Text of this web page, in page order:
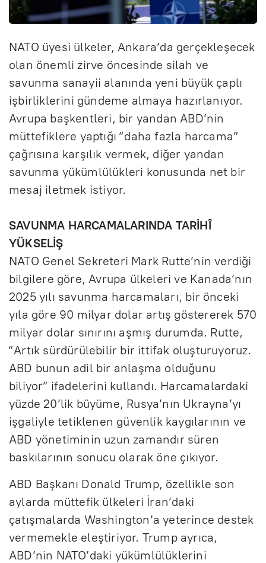
NATO üyesi ülkeler, Ankara’da gerçekleşecek
olan önemli zirve öncesinde silah ve
savunma sanayii alanında yeni büyük çaplı
işbirliklerini gündeme almaya hazırlanıyor.
Avrupa başkentleri, bir yandan ABD’nin
müttefiklere yaptığı “daha fazla harcama”
çağrısına karşılık vermek, diğer yandan
savunma yükümlülükleri konusunda net bir
mesaj iletmek istiyor.
SAVUNMA HARCAMALARINDA TARİHÎ
YÜKSELİŞ
NATO Genel Sekreteri Mark Rutte’nin verdiği
bilgilere göre, Avrupa ülkeleri ve Kanada’nın
2025 yılı savunma harcamaları, bir önceki
yıla göre 90 milyar dolar artış göstererek 570
milyar dolar sınırını aşmış durumda. Rutte,
“Artık sürdürülebilir bir ittifak oluşturuyoruz.
ABD bunun adil bir anlaşma olduğunu
biliyor” ifadelerini kullandı. Harcamalardaki
yüzde 20’lik büyüme, Rusya’nın Ukrayna’yı
işgaliyle tetiklenen güvenlik kaygılarının ve
ABD yönetiminin uzun zamandır süren
baskılarının sonucu olarak öne çıkıyor.
ABD Başkanı Donald Trump, özellikle son
aylarda müttefik ülkeleri İran’daki
çatışmalarda Washington’a yeterince destek
vermemekle eleştiriyor. Trump ayrıca,
ABD’nin NATO’daki yükümlülüklerini